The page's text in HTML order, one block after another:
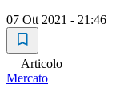
07 Ott 2021 - 21:46
Articolo
Mercato